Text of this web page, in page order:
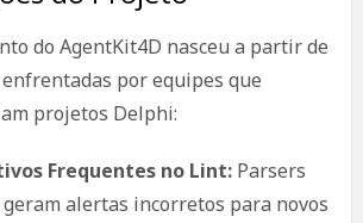
do AgentKit4D nasceu a partir de
por equipes que
projetos Delphi:
Frequentes no Lint:Parsers
alertas incorretos para novos